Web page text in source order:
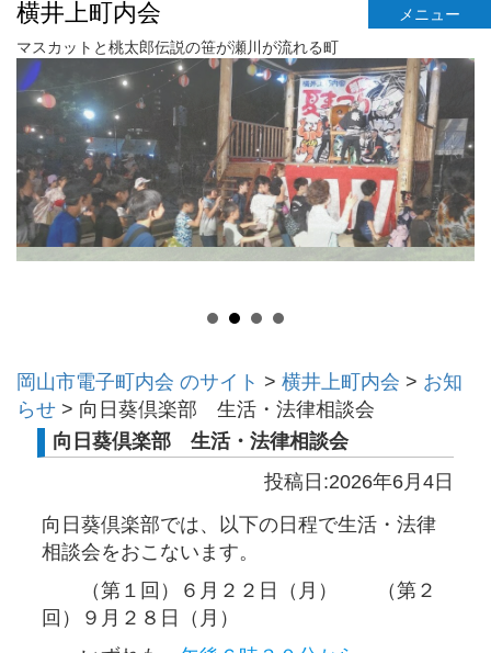
横井上町内会
メニュー
マスカットと桃太郎伝説の笹が瀬川が流れる町
岡山市電子町内会 のサイト > 横井上町内会 > お知
らせ > 向日葵倶楽部 生活・法律相談会
向日葵倶楽部 生活・法律相談会
投稿日:2026年6月4日
向日葵倶楽部では、以下の日程で生活・法律
相談会をおこないます。
（第１回）６月２２日（月） （第２
回）９月２８日（月）